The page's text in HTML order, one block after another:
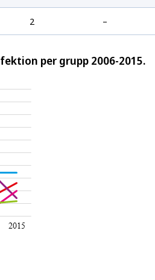
2 –
per grupp 2006-2015.